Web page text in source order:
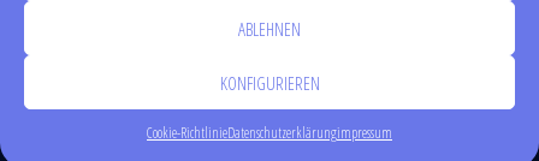
ABLEHNEN
KONFIGURIEREN
Cookie-RichtlinieDatenschutzerklärungimpressum